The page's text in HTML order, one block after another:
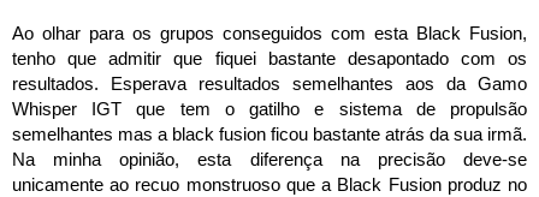
Ao olhar para os grupos conseguidos com esta Black Fusion,
tenho que admitir que fiquei bastante desapontado com os
resultados. Esperava resultados semelhantes aos da Gamo
Whisper IGT que tem o gatilho e sistema de propulsão
semelhantes mas a black fusion ficou bastante atrás da sua irmã.
Na minha opinião, esta diferença na precisão deve-se
unicamente ao recuo monstruoso que a Black Fusion produz no